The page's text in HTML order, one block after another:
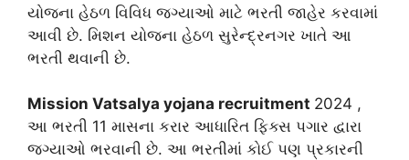
યોજના હેઠળ વિવિધ જગ્યાઓ માટે ભરતી જાહેર કરવામાં
આવી છે. મિશન યોજના હેઠળ સુરેન્દ્રનગર ખાતે આ
ભરતી થવાની છે.
Mission Vatsalya yojana recruitment 2024 ,
આ ભરતી 11 માસના કરાર આધારિત ફિક્સ પગાર દ્વારા
જગ્યાઓ ભરવાની છે. આ ભરતીમાં કોઈ પણ પ્રકારની